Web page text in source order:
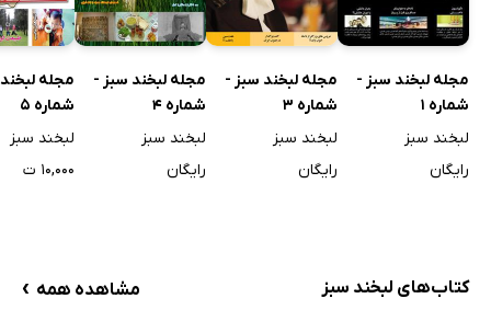
مجله لبخند سبز -
شماره 1
لبخند سبز
رایگان
مجله لبخند سبز -
شماره 3
لبخند سبز
رایگان
مجله لبخند سبز -
شماره 4
لبخند سبز
رایگان
مجله
شماره 5
لبخند سبز
۱۰,۰۰۰ ت
کتاب‌های لبخند سبز مشاهده همه ›